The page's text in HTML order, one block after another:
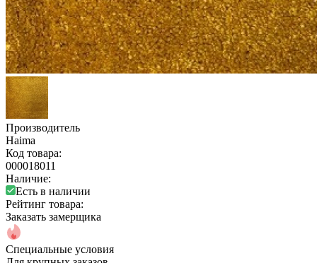
Производитель
Haima
Код товара:
000018011
Наличие:
Есть в наличии
Рейтинг товара:
Заказать замерщика
Специальные условия